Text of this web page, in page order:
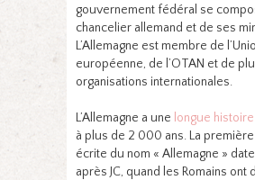
gouvernement fédéral se
chancelier allemand et de ses
L’Allemagne est membre de
européenne, de l’OTAN et de
organisations internationales.
L’Allemagne a une longue
à plus de 2 000 ans. La
écrite du nom « Allemagne »
après JC, quand les Romains ont